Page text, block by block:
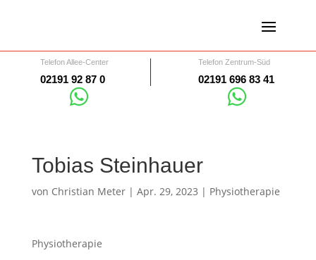
Telefon Allee-Center
02191 92 87 0

Telefon Zentrum-Süd
02191 696 83 41

Tobias Steinhauer
von Christian Meter| Apr. 29, 2023 | Physiotherapie
Physiotherapie